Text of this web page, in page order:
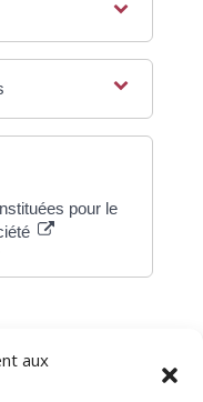
aux
pour le